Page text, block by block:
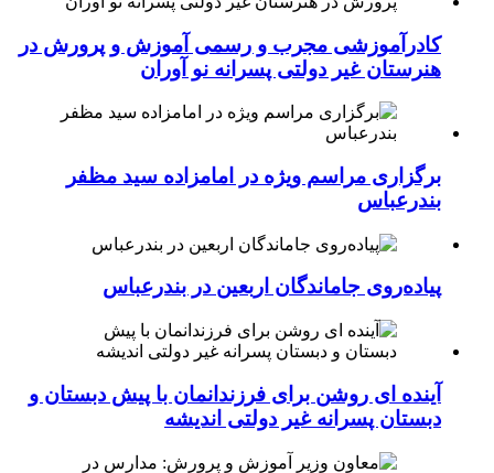
کادرآموزشی مجرب و رسمی آموزش و پرورش در
هنرستان غیر دولتی پسرانه نو آوران
برگزاری مراسم ویژه در امامزاده سید مظفر
بندرعباس
پیاده‌روی جاماندگان اربعین در بندرعباس
آینده ای روشن برای فرزندانمان با پیش دبستان و
دبستان پسرانه غیر دولتی اندیشه